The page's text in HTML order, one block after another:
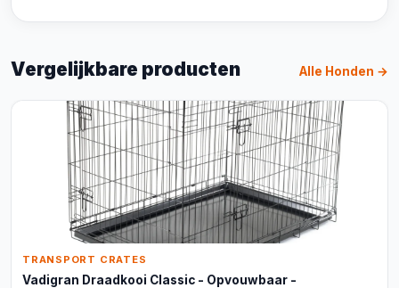
Vergelijkbare producten Alle Honden →
TRANSPORT CRATES
Vadigran Draadkooi Classic - Opvouwbaar -